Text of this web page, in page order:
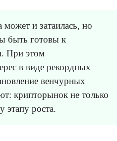
может и затаилась, но
быть готовы к
При этом
в виде рекордных
венчурных
крипторынок не только
этапу роста.